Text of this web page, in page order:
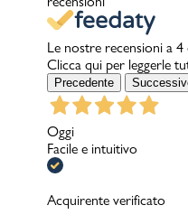
Le nostre recensioni a 4
Clicca qui per leggerle
Precedente
Oggi
Facile e intuitivo
Acquirente verificato